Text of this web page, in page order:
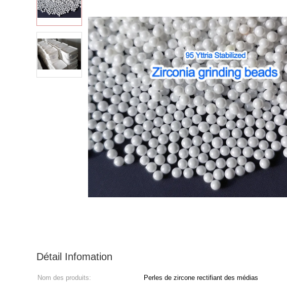
Détail Infomation
Nom des produits: Perles de zircone rectifiant des médias